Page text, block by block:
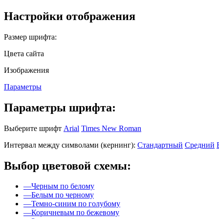
Настройки отображения
Размер шрифта:
Цвета сайта
Изображения
Параметры
Параметры шрифта:
Выберите шрифт Arial Times New Roman
Интервал между символами (кернинг): Стандартный Средний
Выбор цветовой схемы:
—Черным по белому
—Белым по черному
—Темно-синим по голубому
—Коричневым по бежевому